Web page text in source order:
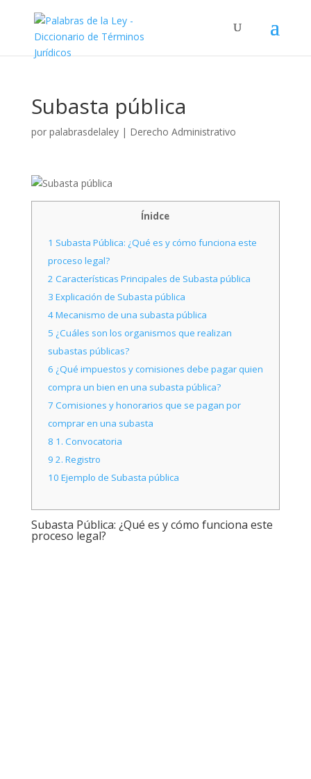
Subasta pública
por palabrasdelaley| Derecho Administrativo
Ínidce
1 Subasta Pública: ¿Qué es y cómo funciona este
proceso legal?
2 Características Principales de Subasta pública
3 Explicación de Subasta pública
4Mecanismo de una subasta pública
5 ¿Cuáles son los organismos que realizan
subastas públicas?
6 ¿Qué impuestos y comisiones debe pagar quien
compra un bien en una subasta pública?
7 Comisiones y honorarios que se pagan por
comprar en una subasta
8 1. Convocatoria
9 2. Registro
10 Ejemplo de Subasta pública
Subasta Pública: ¿Qué es y cómo funciona este
proceso legal?